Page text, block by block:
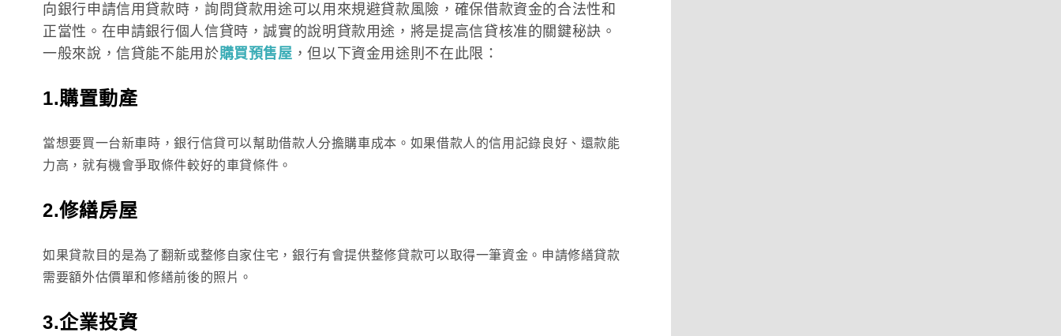
向銀行申請信用貸款時，詢問貸款用途可以用來規避貸款風險，確保借款資金的合法性和
正當性。在申請銀行個人信貸時，誠實的說明貸款用途，將是提高信貸核准的關鍵秘訣。
一般來說，信貸能不能用於購買預售屋 ，但以下資金用途則不在此限：
1.購置動產
當想要買一台新車時，銀行信貸可以幫助借款人分擔購車成本。如果借款人的信用記錄良好、還款能
力高，就有機會爭取條件較好的車貸條件。
2.修繕房屋
如果貸款目的是為了翻新或整修自家住宅，銀行有會提供整修貸款可以取得一筆資金。申請修繕貸款
需要額外估價單和修繕前後的照片。
3.企業投資